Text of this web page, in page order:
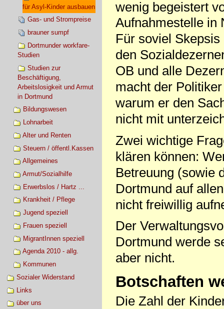
für Asyl-Kinder ausbauen
Gas- und Strompreise
brauner sumpf
Dortmunder workfare-
Studien
Studien zur
Beschäftigung,
Arbeitslosigkeit und Armut
in Dortmund
Bildungswesen
Lohnarbeit
Alter und Renten
Steuern / öffentl.Kassen
Allgemeines
Armut/Sozialhilfe
Erwerbslos / Hartz ...
Krankheit / Pflege
Jugend speziell
Frauen speziell
MigrantInnen speziell
Agenda 2010 - allg.
Kommunen
Sozialer Widerstand
Links
über uns
wenig begeistert
Aufnahmestelle in
Für soviel
den
OB und alle
macht der
warum er den
nicht mit
Zwei wichtige
klären können:
Betreuung (sowie
Dortmund auf
nicht freiwillig
Der
Dortmund werde
aber nicht.
Botschaften
Die Zahl der